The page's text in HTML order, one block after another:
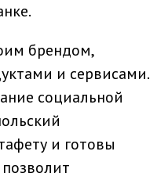
брендом,
и сервисами.
социальной
и готовы